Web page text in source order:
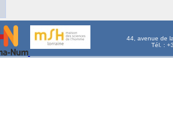
44, avenue de
Tél. :